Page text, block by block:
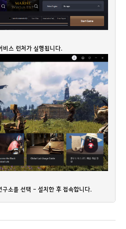
스 런처가 실행됩니다.
소를 선택 - 설치한 후 접속합니다.